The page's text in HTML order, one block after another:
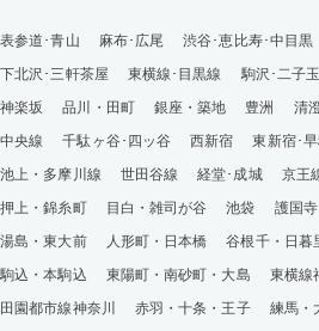
表参道･青山 麻布･広尾 渋谷･恵比寿･中目黒
下北沢･三軒茶屋
東横線･目黒線 駒沢･二子玉
神楽坂
品川・田町 銀座・築地 豊洲 清
中央線
千駄ヶ谷･四ッ谷 西新宿 東新宿･
池上・多摩川線
世田谷線 経堂･成城 京王
押上・錦糸町
目白・雑司が谷 池袋 護国
湯島・東大前
人形町・日本橋 谷根千・日暮
駒込・本駒込
東陽町・南砂町・大島 東横線
田園都市線神奈川
赤羽・十条・王子
練馬・